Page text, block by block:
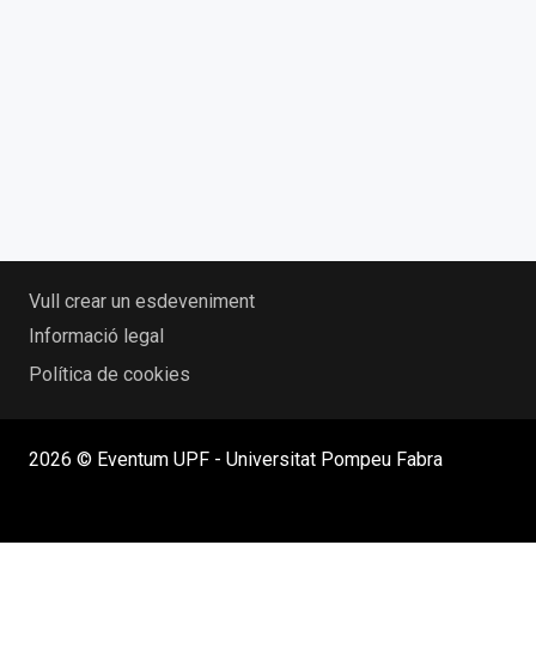
Vull crear un esdeveniment
Informació legal
Política de cookies
2026 © Eventum UPF - Universitat Pompeu Fabra